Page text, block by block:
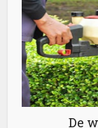
De